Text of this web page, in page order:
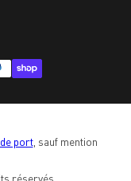
port, sauf mention
réservés.